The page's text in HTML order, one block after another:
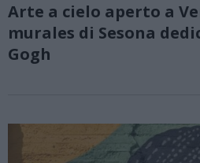
Arte a cielo aperto a
murales di Sesona
Gogh